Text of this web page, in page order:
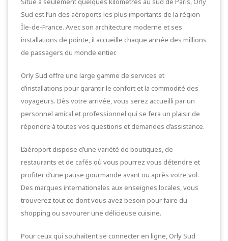
Sud est l’un des aéroports les plus importants de la région
Île-de-France. Avec son architecture moderne et ses
installations de pointe, il accueille chaque année des millions
de passagers du monde entier.
Orly Sud offre une large gamme de services et
d’installations pour garantir le confort et la commodité des
voyageurs. Dès votre arrivée, vous serez accueilli par un
personnel amical et professionnel qui se fera un plaisir de
répondre à toutes vos questions et demandes d’assistance.
L’aéroport dispose d’une variété de boutiques, de
restaurants et de cafés où vous pourrez vous détendre et
profiter d’une pause gourmande avant ou après votre vol.
Des marques internationales aux enseignes locales, vous
trouverez tout ce dont vous avez besoin pour faire du
shopping ou savourer une délicieuse cuisine.
Pour ceux qui souhaitent se connecter en ligne, Orly Sud